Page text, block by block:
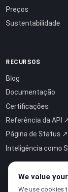
Preços
Sustentabilidade
RECURSOS
Blog
Documentação
Certificações
Referência da API ↗
Página de Status ↗
Inteligência como
We value
We use cookies